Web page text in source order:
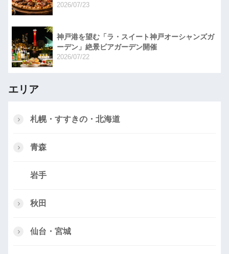
2026/07/23
神戸港を望む「ラ・スイート神戸オーシャンズガ
ーデン」絶景ビアガーデン開催
2026/07/22
エリア
札幌・すすきの・北海道
青森
岩手
秋田
仙台・宮城